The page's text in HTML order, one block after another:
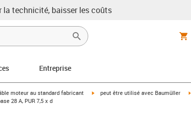
la technicité, baisser les coûts
Entreprise
icon-arrow-right
moteur au standard fabricant igus-icon-arrow-right
peut être utilisé avec Baumüller
28 A, PUR 7,5 x d